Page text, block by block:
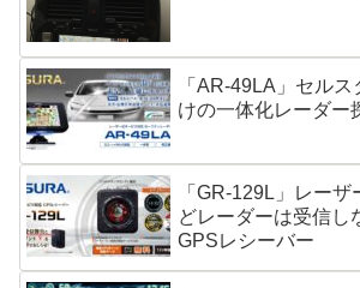
「AR-49LA」セル
けの一体化レーダー
「GR-129L」レー
どレーダーは受信し
GPSレシーバー